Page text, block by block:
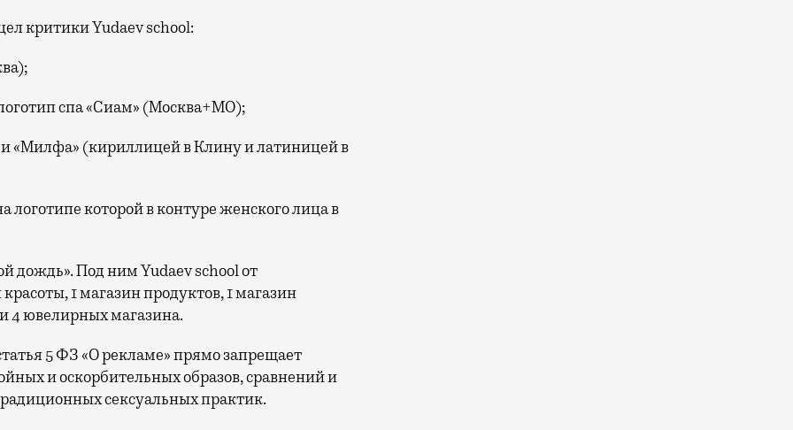
критики Yudaev school:
спа «Сиам» (Москва+МО);
«Милфа» (кириллицей в Клину и латиницей в
логотипе которой в контуре женского лица в
дождь». Под ним Yudaev school от
1 магазин продуктов, 1 магазин
4 ювелирных магазина.
5 ФЗ «О рекламе» прямо запрещает
и оскорбительных образов, сравнений и
сексуальных практик.